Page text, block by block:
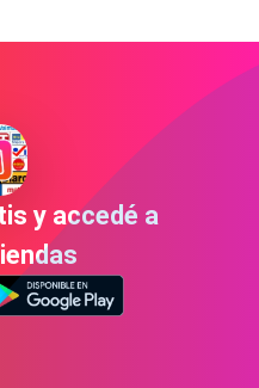
y accedé a